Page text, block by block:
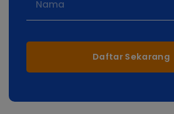
Daftar Sekarang